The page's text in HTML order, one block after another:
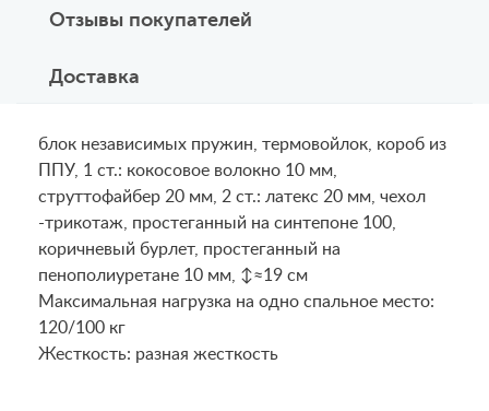
Отзывы покупателей
Доставка
блок независимых пружин, термовойлок, короб из
ППУ, 1 ст.: кокосовое волокно 10 мм,
струттофайбер 20 мм, 2 ст.: латекс 20 мм, чехол
-трикотаж, простеганный на синтепоне 100,
коричневый бурлет, простеганный на
пенополиуретане 10 мм, ↕≈19 см
Maксимальная нагрузка на одно спальное место:
120/100 кг
Жесткость: разная жесткость